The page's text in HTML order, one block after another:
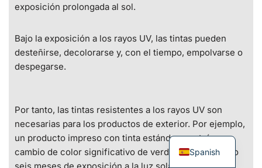
exposición prolongada al sol.
Bajo la exposición a los rayos UV, las tintas pueden
desteñirse, decolorarse y, con el tiempo, empolvarse o
despegarse.
Por tanto, las tintas resistentes a los rayos UV son
necesarias para los productos de exterior. Por ejemplo,
un producto impreso con tinta estándar mostró un
cambio de color significativo de verde a azul tras solo
seis meses de exposición a la luz solar.
Spanish